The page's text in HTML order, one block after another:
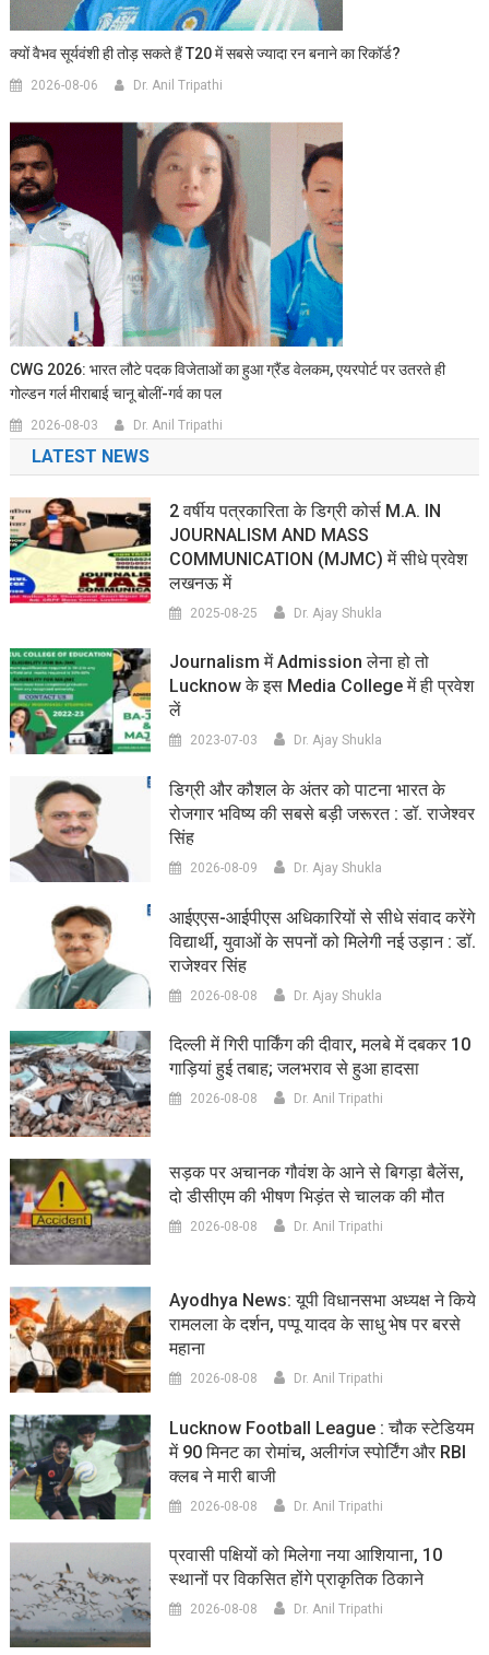
क्यों वैभव सूर्यवंशी ही तोड़ सकते हैं T20 में सबसे ज्यादा रन बनाने का रिकॉर्ड?
2026-08-06 Dr. Anil Tripathi
CWG 2026: भारत लौटे पदक विजेताओं का हुआ ग्रैंड वेलकम, एयरपोर्ट पर उतरते ही
गोल्डन गर्ल मीराबाई चानू बोलीं-गर्व का पल
2026-08-03 Dr. Anil Tripathi
LATEST NEWS
2 वर्षीय पत्रकारिता के डिग्री कोर्स M.A. IN
JOURNALISM AND MASS
COMMUNICATION (MJMC) में सीधे प्रवेश
लखनऊ में
2025-08-25 Dr. Ajay Shukla
Journalism में Admission लेना हो तो
Lucknow के इस Media College में ही प्रवेश
लें
2023-07-03 Dr. Ajay Shukla
डिग्री और कौशल के अंतर को पाटना भारत के
रोजगार भविष्य की सबसे बड़ी जरूरत : डॉ. राजेश्वर
सिंह
2026-08-09 Dr. Ajay Shukla
आईएएस-आईपीएस अधिकारियों से सीधे संवाद करेंगे
विद्यार्थी, युवाओं के सपनों को मिलेगी नई उड़ान : डॉ.
राजेश्वर सिंह
2026-08-08 Dr. Ajay Shukla
दिल्ली में गिरी पार्किंग की दीवार, मलबे में दबकर 10
गाड़ियां हुई तबाह; जलभराव से हुआ हादसा
2026-08-08 Dr. Anil Tripathi
सड़क पर अचानक गौवंश के आने से बिगड़ा बैलेंस,
दो डीसीएम की भीषण भिड़ंत से चालक की मौत
2026-08-08 Dr. Anil Tripathi
Ayodhya News: यूपी विधानसभा अध्यक्ष ने किये
रामलला के दर्शन, पप्पू यादव के साधु भेष पर बरसे
महाना
2026-08-08 Dr. Anil Tripathi
Lucknow Football League : चौक स्टेडियम
में 90 मिनट का रोमांच, अलीगंज स्पोर्टिंग और RBI
क्लब ने मारी बाजी
2026-08-08 Dr. Anil Tripathi
प्रवासी पक्षियों को मिलेगा नया आशियाना, 10
स्थानों पर विकसित होंगे प्राकृतिक ठिकाने
2026-08-08 Dr. Anil Tripathi